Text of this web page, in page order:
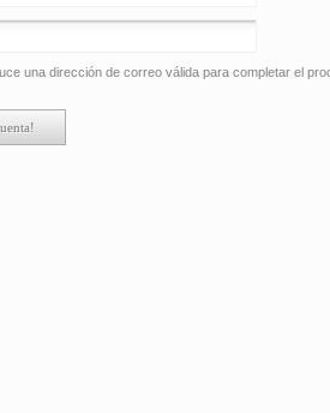
una dirección de correo válida para completar el